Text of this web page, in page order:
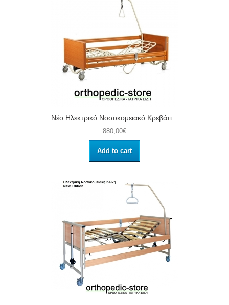
Νέο Ηλεκτρικό Νοσοκομειακό Κρεβάτι...
880,00€
Add to cart